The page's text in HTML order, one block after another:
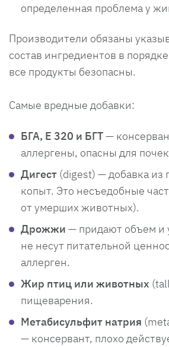
определенная проблема у
Производители обязаны
состав ингредиентов в
все продукты безопасны.
Самые вредные добавки:
БГА, Е 320 и БГТ—
аллергены, опасны для
Дигест (digest) — добавка из
копыт. Это несъедобные
от умерших животных).
Дрожжи — придают объем и
не несут питательной
аллерген.
Жир птиц или животных
пищеварения.
Метабисульфит натрия
— консервант, плохо